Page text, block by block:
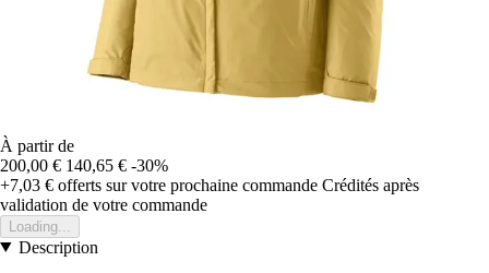
À partir de
200,00 € 140,65 € -30%
+7,03 € offerts sur votre prochaine commande Crédités après
validation de votre commande
Loading...
Description